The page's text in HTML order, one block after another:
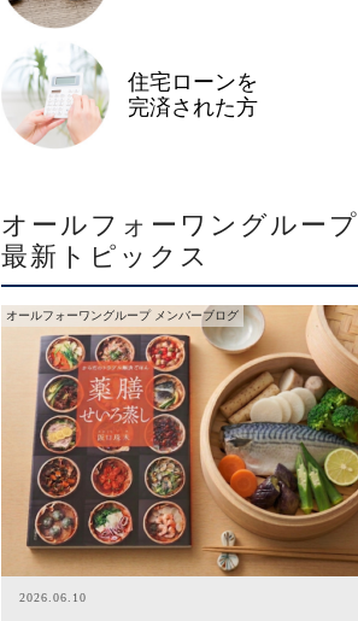
住宅ローンを
完済された方
オールフォーワングループ
最新トピックス
オールフォーワングループ メンバーブログ
2026.06.10